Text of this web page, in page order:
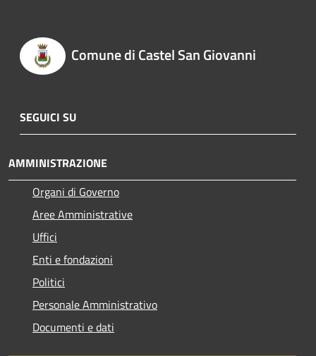
Comune di Castel San Giovanni
SEGUICI SU
AMMINISTRAZIONE
Organi di Governo
Aree Amministrative
Uffici
Enti e fondazioni
Politici
Personale Amministrativo
Documenti e dati